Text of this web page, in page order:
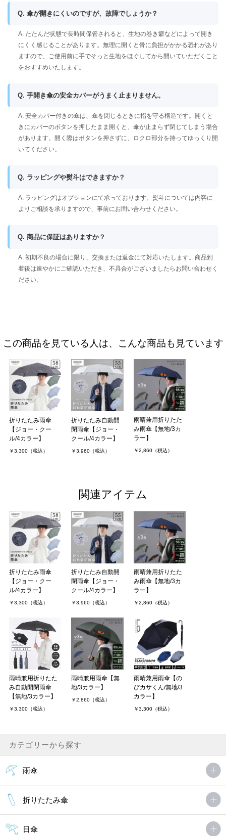
Q. 傘が開きにくいのですが、故障でしょうか？
A. たたんだ状態で長時間保管されると、生地の巻き癖などによって開き
にくく感じることがあります。無理に開くと骨に負担がかかる恐れがあり
ますので、ご使用前に手でそっと生地をほぐしてから開いていただくこと
をおすすめいたします。
Q. 手開き傘の安全カバーがうまく止まりません。
A. 安全カバー付きの傘は、傘を閉じるときに指を守る構造です。開くと
きにカバーのボタンを押したまま開くと、傘が止まらず閉じてしまう場合
があります。開く際はボタンを押さずに、ロクロ部分を持ってゆっくり開
いてください。
Q. ラッピングや熨斗はできますか？
A. ラッピングはオプションにて承っております。熨斗については内容に
よりご相談を承りますので、事前にお問い合わせください。
Q. 商品に保証はありますか？
A. 初期不良の場合に限り、交換または返金にて対応いたします。商品到
着後は速やかにご確認いただき、不具合がございましたらお問い合わせく
ださい。
この商品を見ている人は、こんな商品も見ています
折りたたみ雨傘
【ジョー・クー
ル/4カラー】
￥3,300（税込）
折りたたみ自動開
閉雨傘【ジョー・
クール/4カラー】
￥3,960（税込）
雨晴兼用折りたた
み雨傘【無地/3カ
ラー】
￥2,860（税込）
関連アイテム
折りたたみ雨傘
【ジョー・クー
ル/4カラー】
￥3,300（税込）
折りたたみ自動開
閉雨傘【ジョー・
クール/4カラー】
￥3,960（税込）
雨晴兼用折りたた
み雨傘【無地/3カ
ラー】
￥2,860（税込）
雨晴兼用折りたた
み自動開閉雨傘
【無地/3カラー】
￥3,300（税込）
雨晴兼用雨傘【無
地/3カラー】
￥2,860（税込）
雨晴兼用雨傘【の
びカサくん/無地/3
カラー】
￥3,300（税込）
カテゴリーから探す
雨傘
折りたたみ傘
日傘